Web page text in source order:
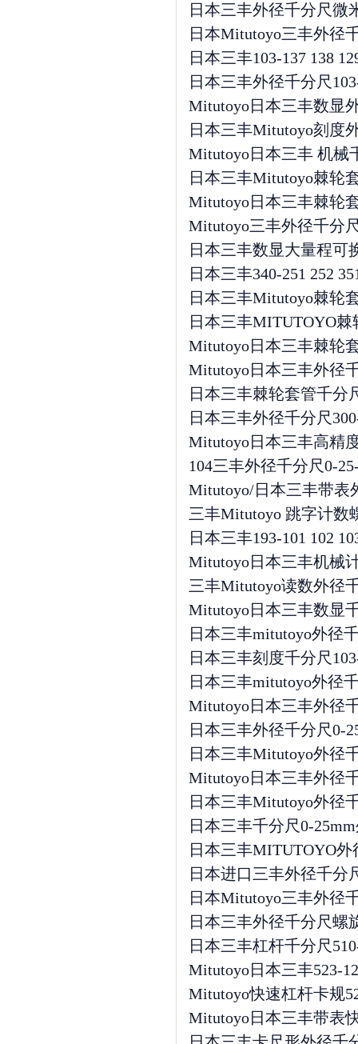
日本三丰外径千分尺微
日本Mitutoyo三丰外径
日本三丰103-137 138
日本三丰外径千分尺
Mitutoyo日本三丰数显
日本三丰Mitutoyo刻度
Mitutoyo日本三丰 机械
日本三丰Mitutoyo棘轮
Mitutoyo日本三丰棘轮
Mitutoyo三丰外径千分
日本三丰数显大量程可
日本三丰340-251 252
日本三丰Mitutoyo棘轮
日本三丰MITUTOYO棘
Mitutoyo日本三丰棘轮
Mitutoyo日本三丰外径
日本三丰棘轮套管千分
日本三丰外径千分尺
Mitutoyo日本三丰高精
104三丰外径千分尺0-
Mitutoyo/日本三丰带表
三丰Mitutoyo 跳字计数
日本三丰193-101 102
Mitutoyo日本三丰机械
三丰Mitutoyo读数外径
Mitutoyo日本三丰数显
日本三丰mitutoyo外径
日本三丰刻度千分尺
日本三丰mitutoyo外径
Mitutoyo日本三丰外径
日本三丰外径千分尺0-
日本三丰Mitutoyo外径
Mitutoyo日本三丰外径
日本三丰Mitutoyo外径
日本三丰千分尺0-
日本三丰MITUTOYO外
日本进口三丰外径千分
日本Mitutoyo三丰外径
日本三丰外径千分尺螺
日本三丰杠杆千分尺
Mitutoyo日本三丰523-
Mitutoyo快速杠杆卡规
Mitutoyo日本三丰带表